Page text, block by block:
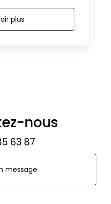
plus
nous
63 87
message